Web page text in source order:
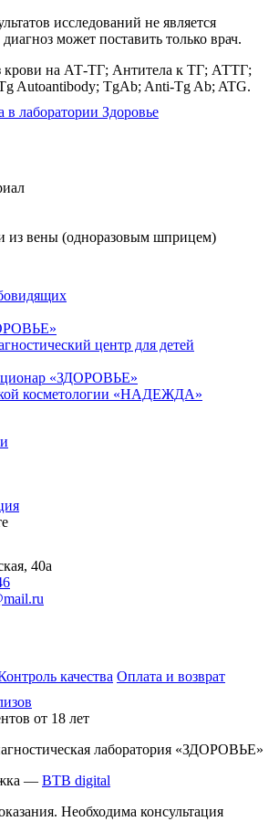
исследований не является
может поставить только врач.
крови на АТ-ТГ; Антитела к ТГ; АТТГ;
Autoantibody; TgAb; Anti-Tg Ab; ATG.
в лаборатории Здоровье
из вены (одноразовым шприцем)
центр для детей
«ЗДОРОВЬЕ»
косметологии «НАДЕЖДА»
40а
качества Оплата и возврат
от 18 лет
лаборатория «ЗДОРОВЬЕ»
— BTB digital
Необходима консультация